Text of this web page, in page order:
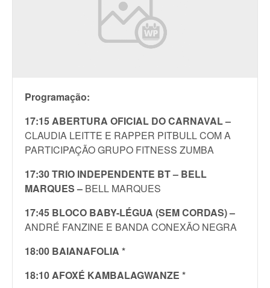
Programação:
17:15 ABERTURA OFICIAL DO CARNAVAL –
CLAUDIA LEITTE E RAPPER PITBULL COM A
PARTICIPAÇÃO GRUPO FITNESS ZUMBA
17:30 TRIO INDEPENDENTE BT – BELL
MARQUES – BELL MARQUES
17:45 BLOCO BABY-LÉGUA (SEM CORDAS) –
ANDRÉ FANZINE E BANDA CONEXÃO NEGRA
18:00 BAIANAFOLIA *
18:10 AFOXÉ KAMBALAGWANZE *